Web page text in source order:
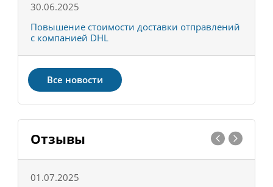
30.06.2025
Повышение стоимости доставки отправлений
с компанией DHL
Все новости
Отзывы
01.07.2025